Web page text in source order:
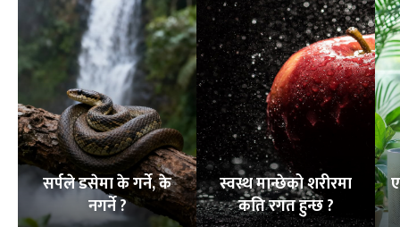
सर्पले डसेमा के गर्ने, के
नगर्ने ?
स्वस्थ मान्छेको शरीरमा
कति रगत हुन्छ ?